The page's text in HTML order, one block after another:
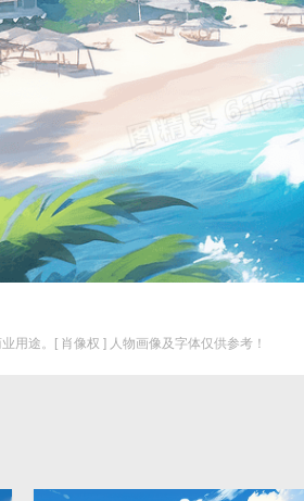
用途。[ 肖像权 ] 人物画像及字体仅供参考！